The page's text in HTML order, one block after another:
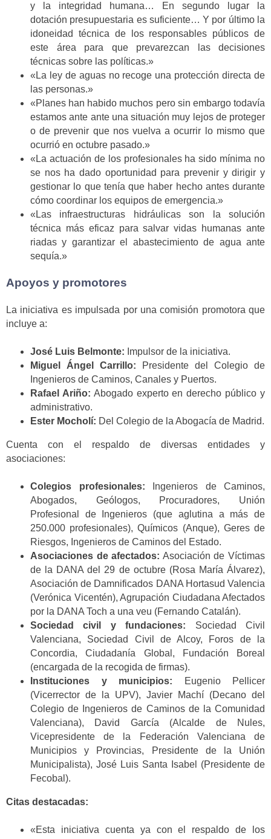
y la integridad humana… En segundo lugar la
dotación presupuestaria es suficiente… Y por último la
idoneidad técnica de los responsables públicos de
este área para que prevarezcan las decisiones
técnicas sobre las políticas.»
«La ley de aguas no recoge una protección directa de
las personas.»
«Planes han habido muchos pero sin embargo todavía
estamos ante ante una situación muy lejos de proteger
o de prevenir que nos vuelva a ocurrir lo mismo que
ocurrió en octubre pasado.»
«La actuación de los profesionales ha sido mínima no
se nos ha dado oportunidad para prevenir y dirigir y
gestionar lo que tenía que haber hecho antes durante
cómo coordinar los equipos de emergencia.»
«Las infraestructuras hidráulicas son la solución
técnica más eficaz para salvar vidas humanas ante
riadas y garantizar el abastecimiento de agua ante
sequía.»
Apoyos y promotores
La iniciativa es impulsada por una comisión promotora que
incluye a:
José Luis Belmonte: Impulsor de la iniciativa.
Miguel Ángel Carrillo: Presidente del Colegio de
Ingenieros de Caminos, Canales y Puertos.
Rafael Ariño: Abogado experto en derecho público y
administrativo.
Ester Mocholí: Del Colegio de la Abogacía de Madrid.
Cuenta con el respaldo de diversas entidades y
asociaciones:
Colegios profesionales: Ingenieros de Caminos,
Abogados, Geólogos, Procuradores, Unión
Profesional de Ingenieros (que aglutina a más de
250.000 profesionales), Químicos (Anque), Geres de
Riesgos, Ingenieros de Caminos del Estado.
Asociaciones de afectados: Asociación de Víctimas
de la DANA del 29 de octubre (Rosa María Álvarez),
Asociación de Damnificados DANA Hortasud Valencia
(Verónica Vicentén), Agrupación Ciudadana Afectados
por la DANA Toch a una veu (Fernando Catalán).
Sociedad civil y fundaciones: Sociedad Civil
Valenciana, Sociedad Civil de Alcoy, Foros de la
Concordia, Ciudadanía Global, Fundación Boreal
(encargada de la recogida de firmas).
Instituciones y municipios: Eugenio Pellicer
(Vicerrector de la UPV), Javier Machí (Decano del
Colegio de Ingenieros de Caminos de la Comunidad
Valenciana), David García (Alcalde de Nules,
Vicepresidente de la Federación Valenciana de
Municipios y Provincias, Presidente de la Unión
Municipalista), José Luis Santa Isabel (Presidente de
Fecobal).
Citas destacadas:
«Esta iniciativa cuenta ya con el respaldo de los